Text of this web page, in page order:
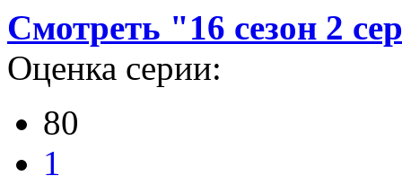
Смотреть "16 сезон 2
Оценка серии:
80
1